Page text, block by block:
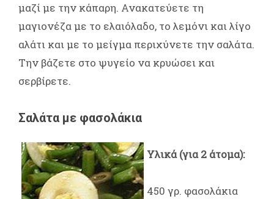
μαζί με την κάπαρη. Ανακατεύετε τη
μαγιονέζα με το ελαιόλαδο, το λεμόνι και λίγο
αλάτι και με το μείγμα περιχύνετε την σαλάτα.
Την βάζετε στο ψυγείο να κρυώσει και
σερβίρετε.
Σαλάτα με φασολάκια
Υλικά (για 2 άτομα):
450 γρ. φασολάκια